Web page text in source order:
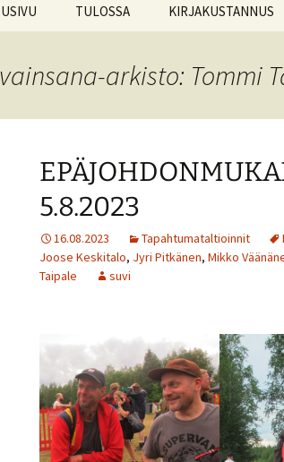
TULOSSA KIRJAKUSTANNUS
arkisto: Tommi
5.8.2023
16.08.2023 Tapahtumataltioinnit
Joose Keskitalo, Jyri Pitkänen, Mikko
Taipale
suvi